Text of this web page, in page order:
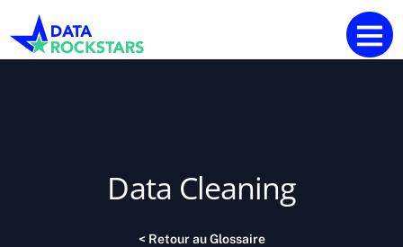
Data Cleaning
< Retour au Glossaire